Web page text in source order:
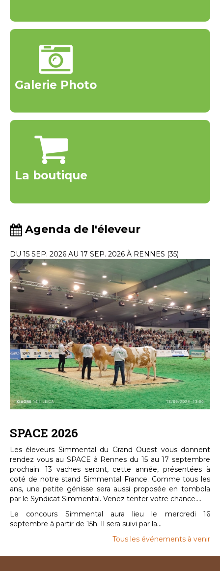
Galerie Photo
La boutique
Agenda de l'éleveur
DU 15 SEP. 2026 AU 17 SEP. 2026 À RENNES (35)
SPACE 2026
Les éleveurs Simmental du Grand Ouest vous donnent
rendez vous au SPACE à Rennes du 15 au 17 septembre
prochain. 13 vaches seront, cette année, présentées à
coté de notre stand Simmental France. Comme tous les
ans, une petite génisse sera aussi proposée en tombola
par le Syndicat Simmental. Venez tenter votre chance....
Le concours Simmental aura lieu le mercredi 16
septembre à partir de 15h. Il sera suivi par la...
Tous les événements à venir